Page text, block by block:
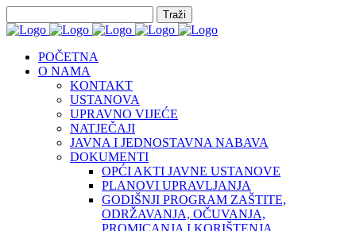
POČETNA
O NAMA
KONTAKT
USTANOVA
UPRAVNO VIJEĆE
NATJEČAJI
JAVNA I JEDNOSTAVNA NABAVA
DOKUMENTI
OPĆI AKTI JAVNE USTANOVE
PLANOVI UPRAVLJANJA
GODIŠNJI PROGRAM ZAŠTITE,
ODRŽAVANJA, OČUVANJA,
PROMICANJA I KORIŠTENJA